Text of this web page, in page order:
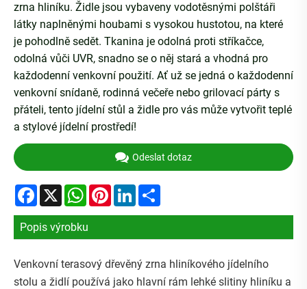
zrna hliníku. Židle jsou vybaveny vodotěsnými polštáři
látky naplněnými houbami s vysokou hustotou, na které
je pohodlně sedět. Tkanina je odolná proti stříkačce,
odolná vůči UVR, snadno se o něj stará a vhodná pro
každodenní venkovní použití. Ať už se jedná o každodenní
venkovní snídaně, rodinná večeře nebo grilovací párty s
přáteli, tento jídelní stůl a židle pro vás může vytvořit teplé
a stylové jídelní prostředí!
Odeslat dotaz
Facebook
X WhatsApp
PinterestLinkedIn
Popis výrobku
Venkovní terasový dřevěný zrna hliníkového jídelního
stolu a židlí používá jako hlavní rám lehké slitiny hliníku a